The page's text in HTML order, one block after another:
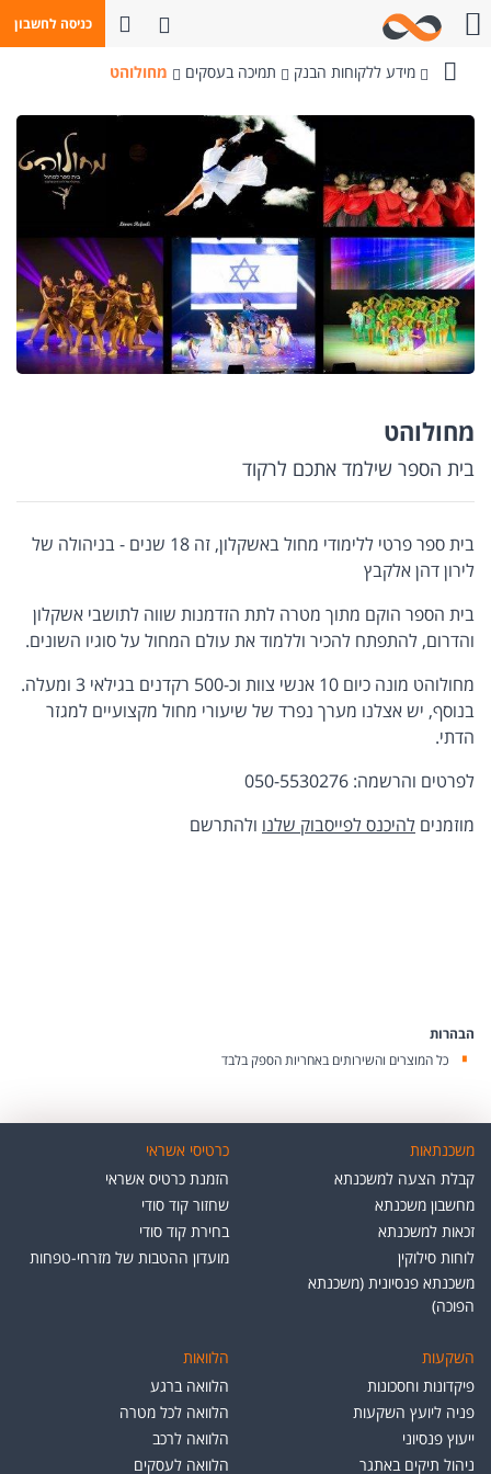
כניסה לחשבון
פתח חיפושחייגו אלינו
מזרחי-טפחות
מידע ללקוחות הבנק תמיכה בעסקים מחולוהט
מחולוהט
בית הספר שילמד אתכם לרקוד
בית ספר פרטי ללימודי מחול באשקלון, זה 18 שנים - בניהולה של
לירון דהן אלקבץ
בית הספר הוקם מתוך מטרה לתת הזדמנות שווה לתושבי אשקלון
והדרום, להתפתח להכיר וללמוד את עולם המחול על סוגיו השונים.
מחולוהט מונה כיום 10 אנשי צוות וכ-500 רקדנים בגילאי 3 ומעלה.
בנוסף, יש אצלנו מערך נפרד של שיעורי מחול מקצועיים למגזר
הדתי.
לפרטים והרשמה: 050-5530276
מוזמנים להיכנס לפייסבוק שלנו ולהתרשם
הבהרות
כל המוצרים והשירותים באחריות הספק בלבד
משכנתאות
קבלת הצעה למשכנתא
מחשבון משכנתא
זכאות למשכנתא
לוחות סילוקין
משכנתא פנסיונית (משכנתא
הפוכה)
כרטיסי אשראי
הזמנת כרטיס אשראי
שחזור קוד סודי
בחירת קוד סודי
מועדון ההטבות של מזרחי-טפחות
השקעות
פיקדונות וחסכונות
פניה ליועץ השקעות
ייעוץ פנסיוני
ניהול תיקים באתגר
הלוואות
הלוואה ברגע
הלוואה לכל מטרה
הלוואה לרכב
הלוואה לעסקים